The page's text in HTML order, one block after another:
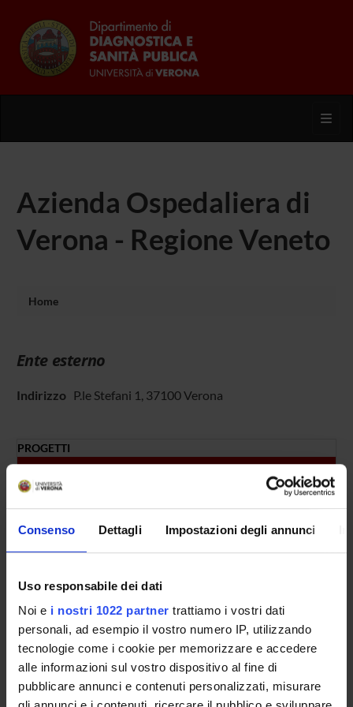
Consenso Dettagli Impostazioni degli annunci
Uso responsabile dei dati
Noi e i nostri 1022 partner trattiamo i vostri dati
personali, ad esempio il vostro numero IP, utilizzando
tecnologie come i cookie per memorizzare e accedere
alle informazioni sul vostro dispositivo al fine di
pubblicare annunci e contenuti personalizzati, misurare
Azienda Ospedaliera di
Verona - Regione Veneto
Home
Ente esterno
IndirizzoP.le Stefani 1, 37100 Verona
PROGETTI
Analisi statistica delle conoscenze e atteggiamenti del
NUMERO FINANZIAMENTI
2001 1
Contatti
Persone